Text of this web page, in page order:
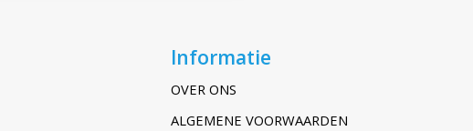
Informatie
OVER ONS
ALGEMENE VOORWAARDEN